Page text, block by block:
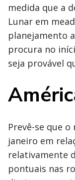
medida que a
Lunar em
planejamento
procura no
seja provável
Prevê-se que
janeiro em
relativamente
pontuais nas